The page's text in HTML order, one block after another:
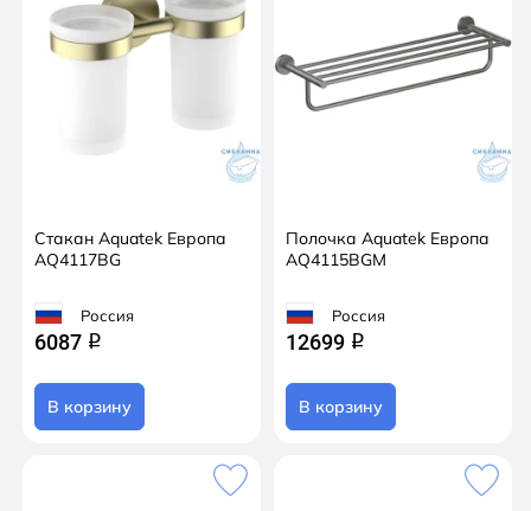
Стакан Aquatek Европа
AQ4117BG
Россия
6087 q
В корзину
Полочка Aquatek Европа
AQ4115BGM
Россия
12699 q
В корзину